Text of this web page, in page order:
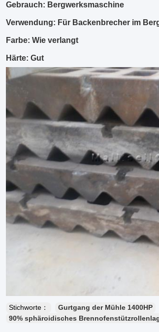
Gebrauch: Bergwerksmaschine
Verwendung: Für Backenbrecher im
Farbe: Wie verlangt
Härte: Gut
Stichworte： Gurtgang der Mühle 1400HP
90% sphäroidisches